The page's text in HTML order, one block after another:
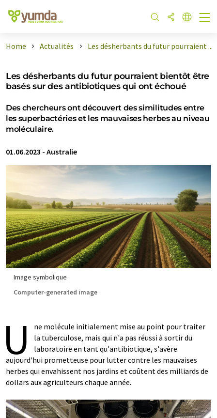
Home Actualités Les désherbants du futur pourraient ...
Les désherbants du futur pourraient bientôt être
basés sur des antibiotiques qui ont échoué
Des chercheurs ont découvert des similitudes entre
les superbactéries et les mauvaises herbes au niveau
moléculaire.
01.06.2023 - Australie
Image symbolique
Computer-generated image
U
ne molécule initialement mise au point pour traiter
la tuberculose, mais qui n'a pas réussi à sortir du
laboratoire en tant qu'antibiotique, s'avère
aujourd'hui prometteuse pour lutter contre les mauvaises
herbes qui envahissent nos jardins et coûtent des milliards de
dollars aux agriculteurs chaque année.